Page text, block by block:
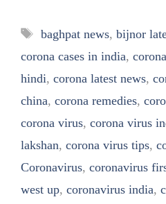
Tags
baghpat news, bijnor
corona cases in india,
hindi, corona latest news,
china, corona remedies,
corona virus, corona virus
lakshan, corona virus tips,
Coronavirus, coronavirus
west up, coronavirus india,